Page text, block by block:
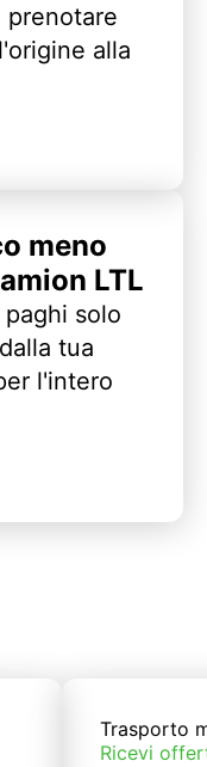
prenotare
alla
meno
LTL
solo
tua
l'intero
Trasporto
Ricevi